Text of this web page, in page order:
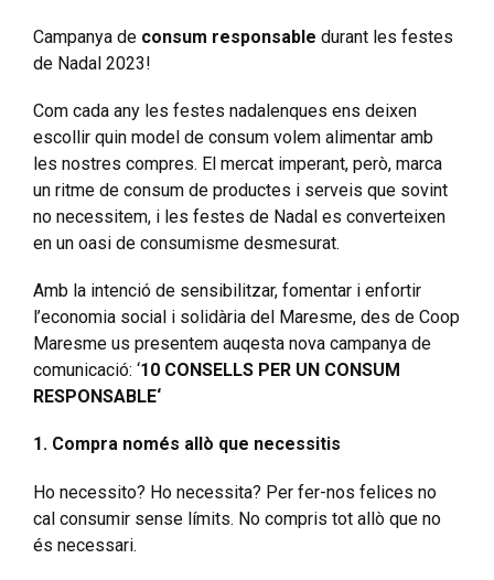
Campanya de consum responsable durant les festes
de Nadal 2023!
Com cada any les festes nadalenques ens deixen
escollir quin model de consum volem alimentar amb
les nostres compres. El mercat imperant, però, marca
un ritme de consum de productes i serveis que sovint
no necessitem, i les festes de Nadal es converteixen
en un oasi de consumisme desmesurat.
Amb la intenció de sensibilitzar, fomentar i enfortir
l’economia social i solidària del Maresme, des de Coop
Maresme us presentem auqesta nova campanya de
comunicació: ‘10 CONSELLS PER UN CONSUM
RESPONSABLE‘
1. Compra només allò que necessitis
Ho necessito? Ho necessita? Per fer-nos felices no
cal consumir sense límits. No compris tot allò que no
és necessari.